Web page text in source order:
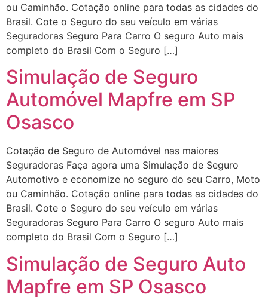
ou Caminhão. Cotação online para todas as cidades do
Brasil. Cote o Seguro do seu veículo em várias
Seguradoras Seguro Para Carro O seguro Auto mais
completo do Brasil Com o Seguro […]
Simulação de Seguro
Automóvel Mapfre em SP
Osasco
Cotação de Seguro de Automóvel nas maiores
Seguradoras Faça agora uma Simulação de Seguro
Automotivo e economize no seguro do seu Carro, Moto
ou Caminhão. Cotação online para todas as cidades do
Brasil. Cote o Seguro do seu veículo em várias
Seguradoras Seguro Para Carro O seguro Auto mais
completo do Brasil Com o Seguro […]
Simulação de Seguro Auto
Mapfre em SP Osasco